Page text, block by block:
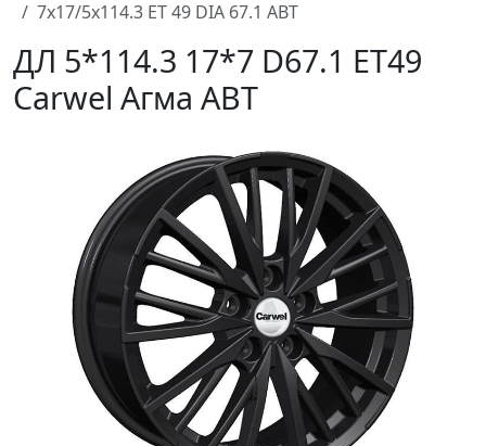
7x17/5x114.3 ET 49 DIA 67.1 ABT
ДЛ 5*114.3 17*7 D67.1 ET49
Carwel Агма ABT